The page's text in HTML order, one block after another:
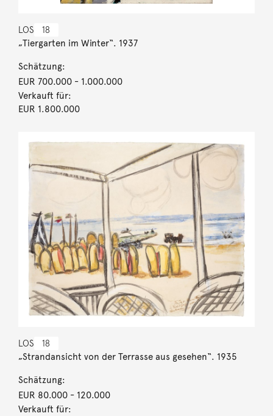
LOS 18
„Tiergarten im Winter“. 1937
Schätzung:
EUR 700.000- 1.000.000
Verkauft für:
EUR 1.800.000
LOS 18
„Strandansicht von der Terrasse aus gesehen“. 1935
Schätzung:
EUR 80.000- 120.000
Verkauft für: